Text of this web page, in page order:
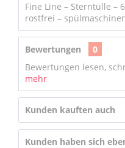
Fine Line – Sterntülle –
rostfrei –
Bewertungen
0
Bewertungen lesen,
mehr
Kunden kauften auch
Kunden haben sich